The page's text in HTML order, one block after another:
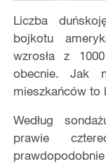
Liczba
bojkotu
wzrosła z
obecnie. Jak
mieszkańców to
Według
prawie